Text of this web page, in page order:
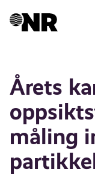
Årets
måling